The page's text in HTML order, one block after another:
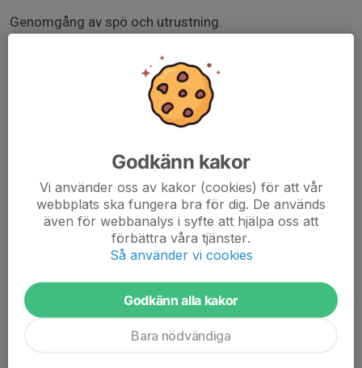
Genomgång av spö och utrustning.
Flugfiske i teori och med praktiska övningar på land och i
Det finns möjlighet till fiske i tjärnen efter lektion.
Vill man prova sina kunskaper i vatten med möjlighet till
fisk! så löser man sitt egna fiskekort från kl. 13:00 när
Ängomstjärnen öppnar för fiske. (Fjällorna står inte för
fiskekortet)
Om helger inte passar eller att denna träff blev tätt inpå,
hör av dig så kan vi få till träffar under veckotid, under
eftermiddagar/tidig kväll. Plats och dag bestäms då vid
kontakt.
Du kan även få en privatlektion
Återkom med önskemål via mejl till
sundsvall@fjallorna.se
Godkänn kakor
Vi använder oss av kakor (cookies) för att vår
webbplats ska fungera bra för dig. De används
även för webbanalys i syfte att hjälpa oss att
förbättra våra tjänster.
Så använder vi cookies
Godkänn alla kakor
Bara nödvändiga